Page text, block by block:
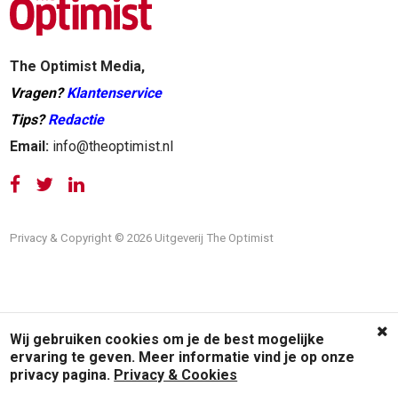
The Optimist Media,
Vragen? Klantenservice
Tips? Redactie
Email: info@theoptimist.nl
Privacy & Copyright © 2026 Uitgeverij The Optimist
Wij gebruiken cookies om je de best mogelijke
ervaring te geven. Meer informatie vind je op onze
privacy pagina. Privacy & Cookies